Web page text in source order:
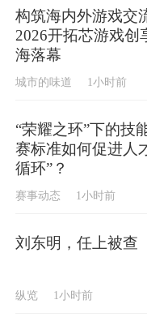
构筑海内外游戏交
2026开拓芯游戏创
海落幕
城市的味道 1小时前
“荣耀之环”下的技
赛标准如何促进人
循环”？
赛事动态 1小时前
刘东明，任上被查
纵览 1小时前